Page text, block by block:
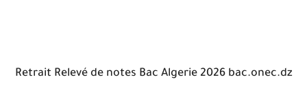
Retrait Relevé de notes Bac Algerie 2026 bac.onec.dz